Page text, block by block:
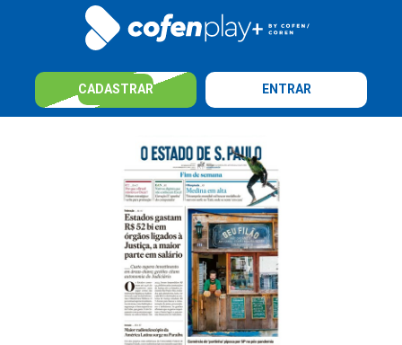
CADASTRAR ENTRAR